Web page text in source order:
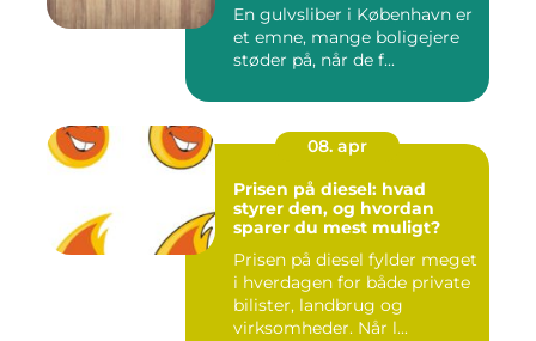
En gulvsliber i København er
et emne, mange boligejere
støder på, når de f...
08. apr
Prisen på diesel: hvad
styrer den, og hvordan
sparer du mest muligt?
Prisen på diesel fylder meget
i hverdagen for både private
bilister, landbrug og
virksomheder. Når l...